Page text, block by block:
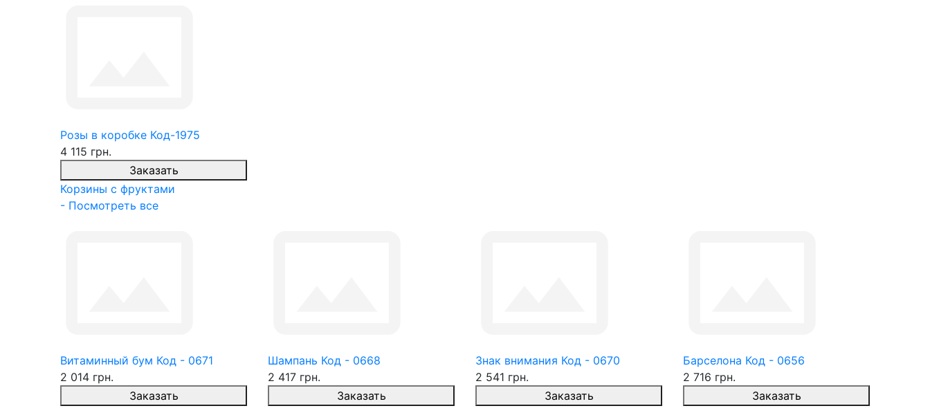
Розы в коробке Код-1975
4 115 грн.
Заказать
Корзины с фруктами
- Посмотреть все
Витаминный бум Код - 0671
2 014 грн.
Заказать
Шампань Код - 0668
2 417 грн.
Заказать
Знак внимания Код - 0670
2 541 грн.
Заказать
Барселона Код - 0656
2 716 грн.
Заказать